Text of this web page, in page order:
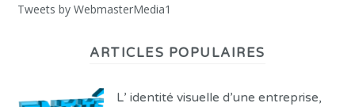
Tweets by WebmasterMedia1
ARTICLES POPULAIRES
L’ identité visuelle d’une entreprise,